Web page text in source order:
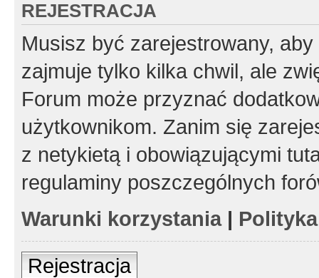
REJESTRACJA
Musisz być zarejestrowany,
zajmuje tylko kilka chwil, ale
Forum może przyznać
użytkownikom. Zanim się
z netykietą i obowiązującymi
regulaminy poszczególnych
Warunki korzystania|
Rejestracja